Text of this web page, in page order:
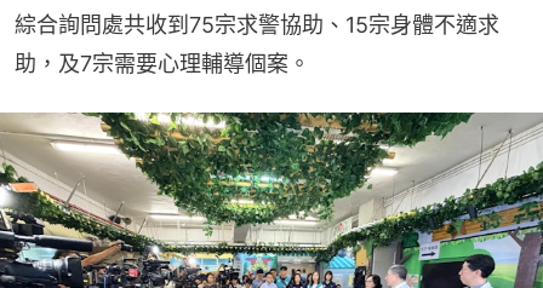
綜合詢問處共收到75宗求警協助、15宗身體不適求
助，及7宗需要心理輔導個案。